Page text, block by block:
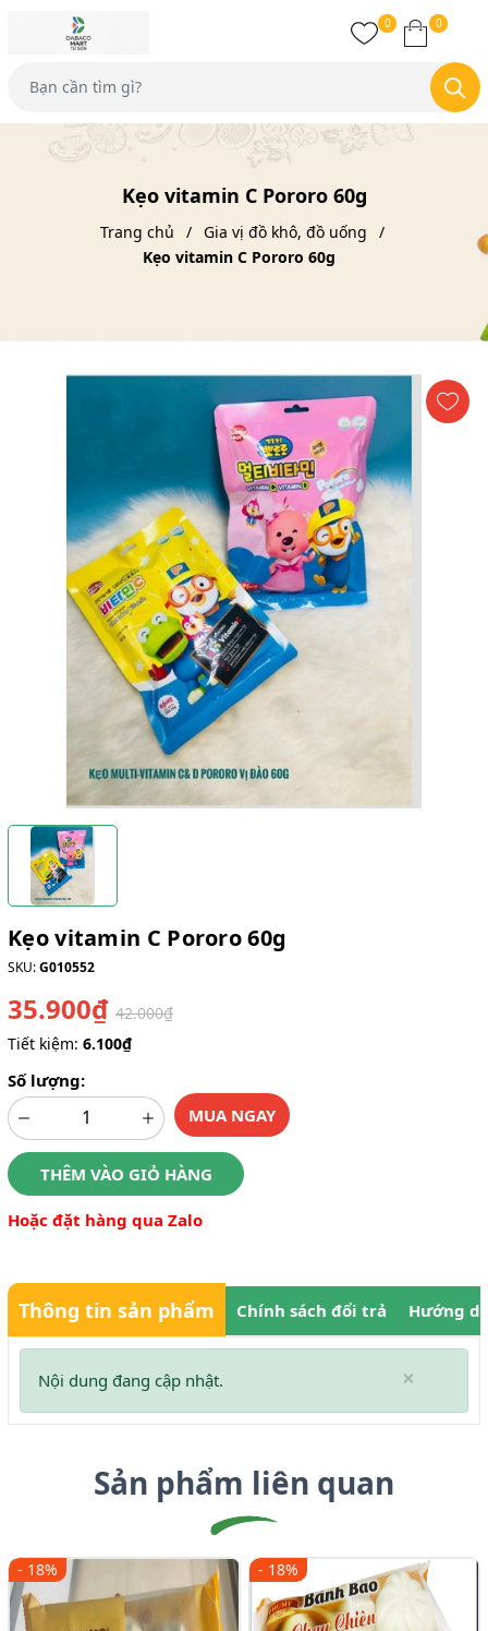
0 0
Kẹo vitamin C Pororo 60g
Trang chủ
Gia vị đồ khô, đồ uống
Kẹo vitamin C Pororo 60g
Kẹo vitamin C Pororo 60g
SKU:G010552
35.900₫ 42.000₫
Tiết kiệm: 6.100₫
Số lượng:
MUA NGAY
THÊM VÀO GIỎ HÀNG
Hoặc đặt hàng qua Zalo
Thông tin sản phẩm Chính sách đổi trả Hướng
×
Nội dung đang cập nhật.
Sản phẩm liên quan
- 18% - 18%